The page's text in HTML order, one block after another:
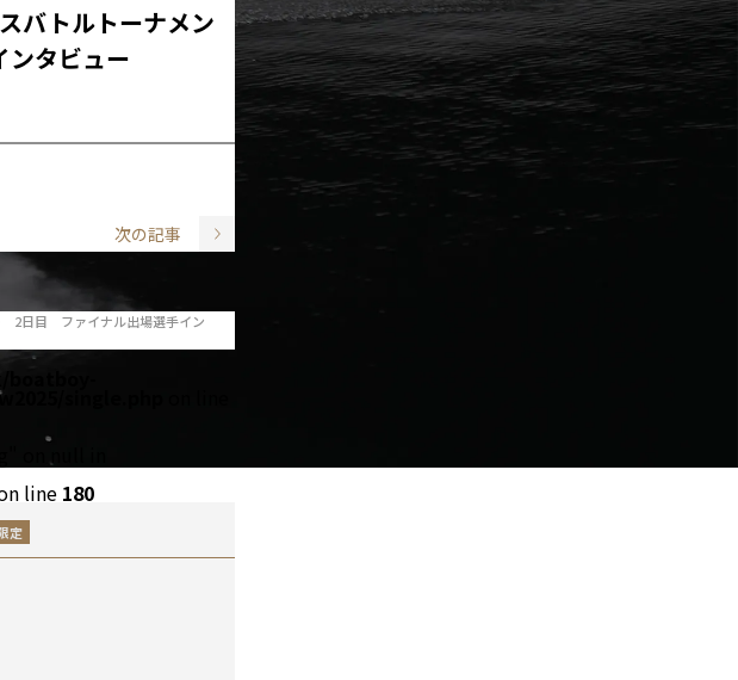
バトルトーナメン
タビュー
次の記事
2日目 ファイナル出場選手イン
single.php
on null in
line 180
定